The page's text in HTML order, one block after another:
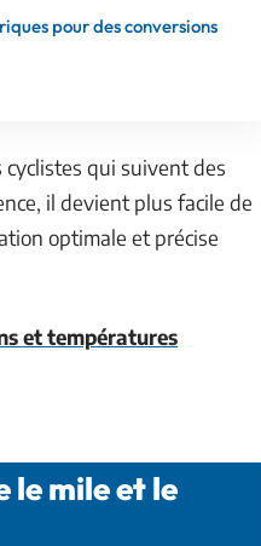
pour des conversions
qui suivent des
il devient plus facile de
optimale et précise
et températures
le mile et le